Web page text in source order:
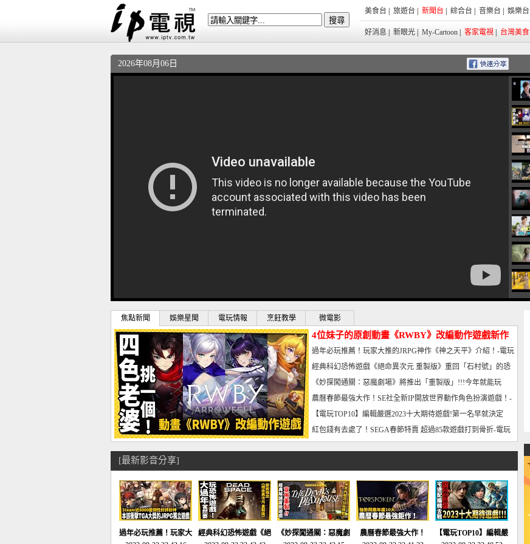
美食台 旅遊台 新聞台 綜合台 音樂台 娛樂台
好消息 新眼光 My-Cartoon 客家電視 台灣美食
2026年08月06日
焦點新聞 娛樂星聞 電玩情報 烹飪教學 微電影
4位妹子的原創動畫《RWBY》改編動作遊戲新作
曝光_電玩宅速配20221102
過年必玩推薦！玩家大推的JRPG神作《神之天平》介紹！-電玩
宅速配20230126
經典科幻恐怖遊戲《絕命異次元 重製版》重回「石村號」的恐
懼體驗-電玩宅速配20230125
《妙探闖通關：惡魔劇場》將推出「重製版」!!!今年就能玩
到!!-電玩宅速配20230124
農曆春節最強大作！SE社全新IP開放世界動作角色扮演遊戲！-
電玩宅速配20230123
【電玩TOP10】編輯嚴選2023十大期待遊戲!第一名早就決定
了，封面圖直接雷你!-電玩宅速配20230120
紅包錢有去處了！SEGA春節特賣 超過85款遊戲打到骨折-電玩
宅速配20230119
[最新影音分享]
過年必玩推薦！玩家大
經典科幻恐怖遊戲《絕
《妙探闖通關：惡魔劇
農曆春節最強大作！
【電玩TOP10】編輯嚴